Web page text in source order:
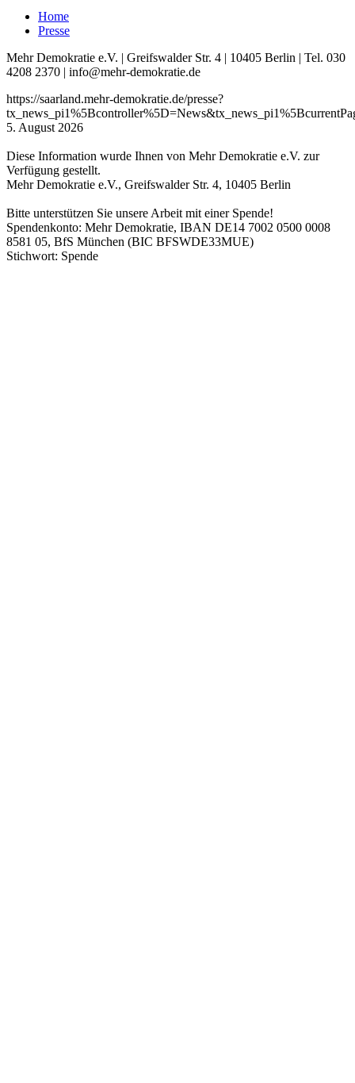
Home
Presse
Mehr Demokratie e.V. | Greifswalder Str. 4 | 10405 Berlin | Tel. 030
4208 2370 | info@mehr-demokratie.de
https://saarland.mehr-demokratie.de/presse?
5. August 2026
Diese Information wurde Ihnen von Mehr Demokratie e.V. zur
Verfügung gestellt.
Mehr Demokratie e.V., Greifswalder Str. 4, 10405 Berlin
Bitte unterstützen Sie unsere Arbeit mit einer Spende!
Spendenkonto: Mehr Demokratie, IBAN DE14 7002 0500 0008
8581 05, BfS München (BIC BFSWDE33MUE)
Stichwort: Spende